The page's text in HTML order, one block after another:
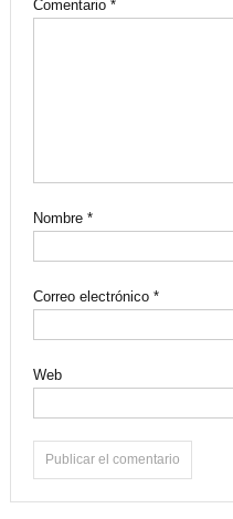
Comentario *
Nombre *
Correo electrónico *
Web